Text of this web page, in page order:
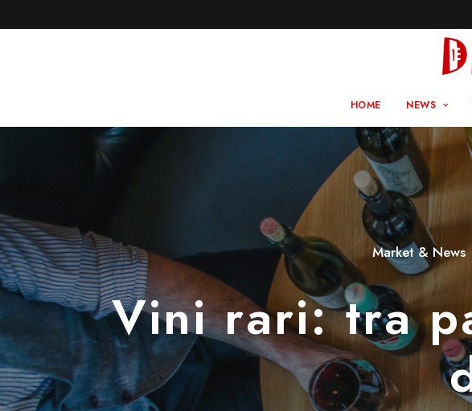
HOME NEWS
Market & News
Vini rari: tra